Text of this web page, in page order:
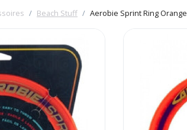
Beach Stuff Aerobie Sprint Ring Orange